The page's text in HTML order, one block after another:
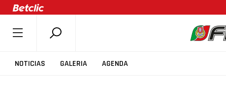
NOTICIAS GALERIA AGENDA
SOBRE A FPB